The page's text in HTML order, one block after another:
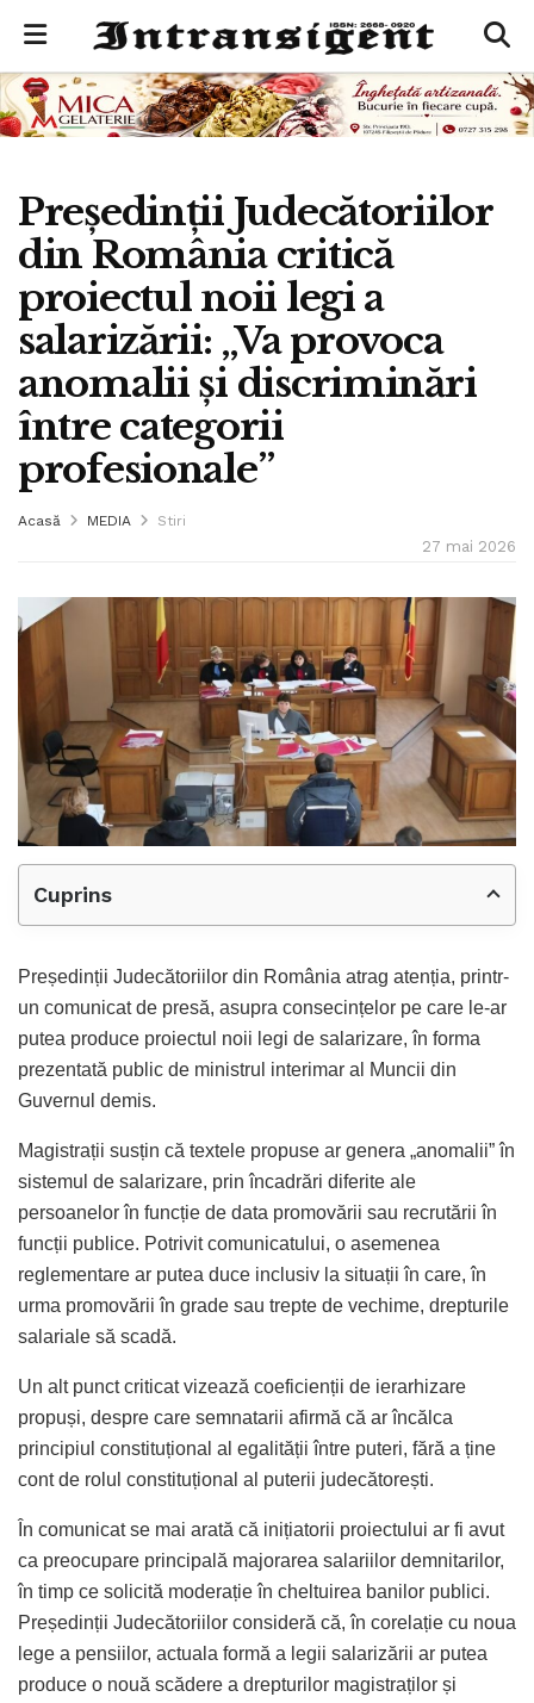
Președinții Judecătoriilor
din România critică
proiectul noii legi a
salarizării: „Va provoca
anomalii și discriminări
între categorii
profesionale”
Acasă MEDIA Stiri
27 mai 2026
Cuprins
Președinții Judecătoriilor din România atrag atenția, printr-
un comunicat de presă, asupra consecințelor pe care le-ar
putea produce proiectul noii legi de salarizare, în forma
prezentată public de ministrul interimar al Muncii din
Guvernul demis.
Magistrații susțin că textele propuse ar genera „anomalii” în
sistemul de salarizare, prin încadrări diferite ale
persoanelor în funcție de data promovării sau recrutării în
funcții publice. Potrivit comunicatului, o asemenea
reglementare ar putea duce inclusiv la situații în care, în
urma promovării în grade sau trepte de vechime, drepturile
salariale să scadă.
Un alt punct criticat vizează coeficienții de ierarhizare
propuși, despre care semnatarii afirmă că ar încălca
principiul constituțional al egalității între puteri, fără a ține
cont de rolul constituțional al puterii judecătorești.
În comunicat se mai arată că inițiatorii proiectului ar fi avut
ca preocupare principală majorarea salariilor demnitarilor,
în timp ce solicită moderație în cheltuirea banilor publici.
Președinții Judecătoriilor consideră că, în corelație cu noua
lege a pensiilor, actuala formă a legii salarizării ar putea
produce o nouă scădere a drepturilor magistraților și